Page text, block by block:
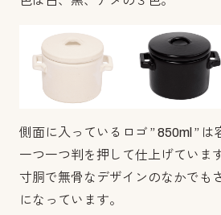
側面に入っているロゴ ” 850ml ” は
一つ一つ判を押して仕上げています
寸胴で無骨なデザインのなかでも
になっています。